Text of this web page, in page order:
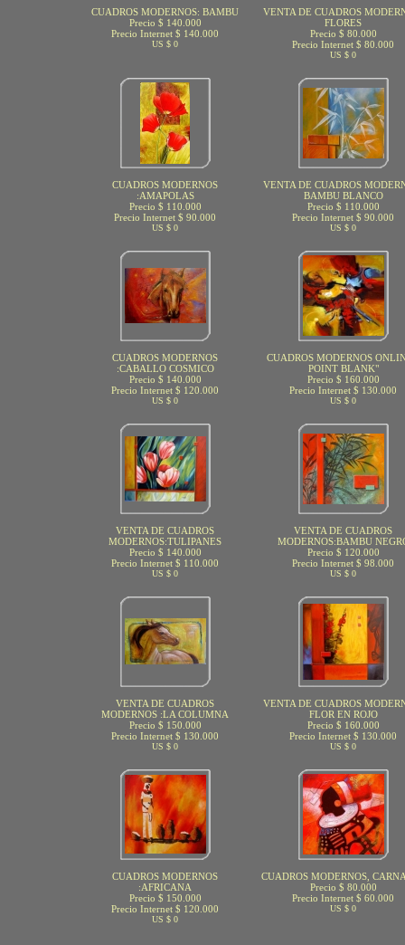
CUADROS MODERNOS: BAMBU
Precio $ 140.000
Precio Internet $ 140.000
US $ 0
VENTA DE CUADROS
FLORES
Precio $ 80.000
Precio Internet $ 80.000
US $ 0
CUADROS MODERNOS
:AMAPOLAS
Precio $ 110.000
Precio Internet $ 90.000
US $ 0
VENTA DE CUADROS
BAMBU BLANCO
Precio $ 110.000
Precio Internet $ 90.000
US $ 0
CUADROS MODERNOS
:CABALLO COSMICO
Precio $ 140.000
Precio Internet $ 120.000
US $ 0
CUADROS MODERNOS
POINT BLANK"
Precio $ 160.000
Precio Internet $ 130.000
US $ 0
VENTA DE CUADROS
MODERNOS:TULIPANES
Precio $ 140.000
Precio Internet $ 110.000
US $ 0
VENTA DE CUADROS
MODERNOS:BAMBU
Precio $ 120.000
Precio Internet $ 98.000
US $ 0
VENTA DE CUADROS
MODERNOS :LA COLUMNA
Precio $ 150.000
Precio Internet $ 130.000
US $ 0
VENTA DE CUADROS
FLOR EN ROJO
Precio $ 160.000
Precio Internet $ 130.000
US $ 0
CUADROS MODERNOS
:AFRICANA
Precio $ 150.000
Precio Internet $ 120.000
US $ 0
CUADROS MODERNOS,
Precio $ 80.000
Precio Internet $ 60.000
US $ 0